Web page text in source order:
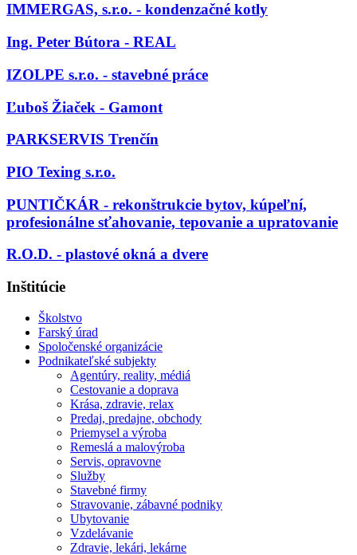
IMMERGAS, s.r.o. - kondenzačné kotly
Ing. Peter Bútora - REAL
IZOLPE s.r.o. - stavebné práce
Ľuboš Žiaček - Gamont
PARKSERVIS Trenčín
PIO Texing s.r.o.
PUNTIČKÁR - rekonštrukcie bytov, kúpeľní,
profesionálne sťahovanie, tepovanie a upratovanie
R.O.D. - plastové okná a dvere
Inštitúcie
Školstvo
Farský úrad
Spoločenské organizácie
Podnikateľské subjekty
Agentúry, reality, médiá
Cestovanie a doprava
Krása, zdravie, relax
Predaj, predajne, obchody
Priemysel a výroba
Remeslá a malovýroba
Servis, opravovne
Služby
Stavebné firmy
Stravovanie, zábavné podniky
Ubytovanie
Vzdelávanie
Zdravie, lekári, lekárne